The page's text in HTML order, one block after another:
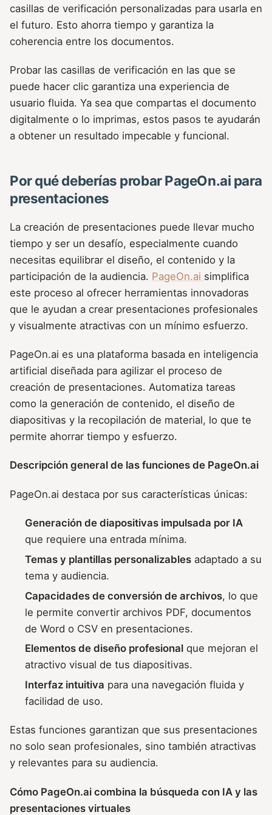
casillas de verificación personalizadas para usarla en
el futuro. Esto ahorra tiempo y garantiza la
coherencia entre los documentos.
Probar las casillas de verificación en las que se
puede hacer clic garantiza una experiencia de
usuario fluida. Ya sea que compartas el documento
digitalmente o lo imprimas, estos pasos te ayudarán
a obtener un resultado impecable y funcional.
Por qué deberías probar PageOn.ai para
presentaciones
La creación de presentaciones puede llevar mucho
tiempo y ser un desafío, especialmente cuando
necesitas equilibrar el diseño, el contenido y la
participación de la audiencia. PageOn.ai simplifica
este proceso al ofrecer herramientas innovadoras
que le ayudan a crear presentaciones profesionales
y visualmente atractivas con un mínimo esfuerzo.
PageOn.ai es una plataforma basada en inteligencia
artificial diseñada para agilizar el proceso de
creación de presentaciones. Automatiza tareas
como la generación de contenido, el diseño de
diapositivas y la recopilación de material, lo que te
permite ahorrar tiempo y esfuerzo.
Descripción general de las funciones de PageOn.ai
PageOn.ai destaca por sus características únicas:
Generación de diapositivas impulsada por IA
que requiere una entrada mínima.
Temas y plantillas personalizables adaptado a su
tema y audiencia.
Capacidades de conversión de archivos, lo que
le permite convertir archivos PDF, documentos
de Word o CSV en presentaciones.
Elementos de diseño profesional que mejoran el
atractivo visual de tus diapositivas.
Interfaz intuitiva para una navegación fluida y
facilidad de uso.
Estas funciones garantizan que sus presentaciones
no solo sean profesionales, sino también atractivas
y relevantes para su audiencia.
Cómo PageOn.ai combina la búsqueda con IA y las
presentaciones virtuales